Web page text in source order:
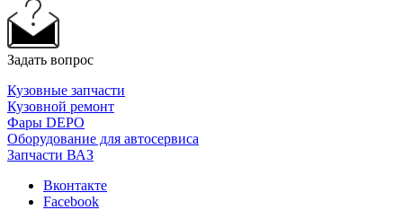
Задать вопрос
Кузовные запчасти
Кузовной ремонт
Фары DEPO
Оборудование для автосервиса
Запчасти ВАЗ
Вконтакте
Facebook